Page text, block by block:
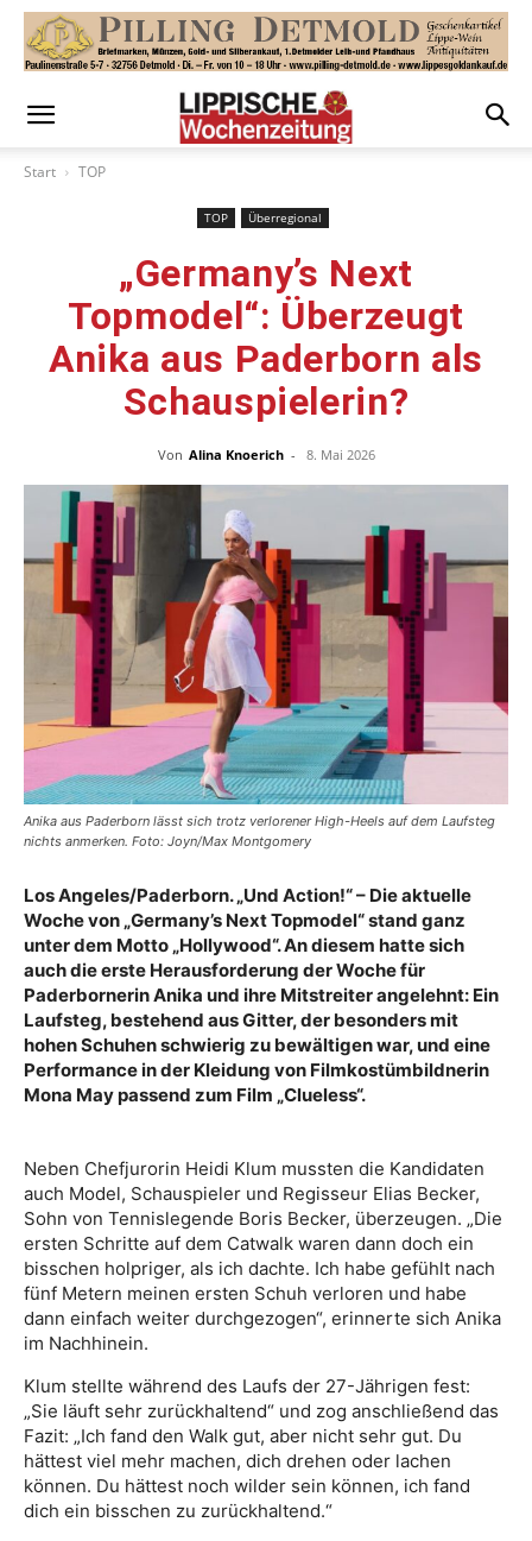
Start TOP
TOP Überregional
„Germany’s Next
Topmodel“: Überzeugt
Anika aus Paderborn als
Schauspielerin?
Von Alina Knoerich - 8. Mai 2026
Anika aus Paderborn lässt sich trotz verlorener High-Heels auf dem Laufsteg
nichts anmerken. Foto: Joyn/Max Montgomery
Los Angeles/Paderborn. „Und Action!“ – Die aktuelle
Woche von „Germany’s Next Topmodel“ stand ganz
unter dem Motto „Hollywood“. An diesem hatte sich
auch die erste Herausforderung der Woche für
Paderbornerin Anika und ihre Mitstreiter angelehnt: Ein
Laufsteg, bestehend aus Gitter, der besonders mit
hohen Schuhen schwierig zu bewältigen war, und eine
Performance in der Kleidung von Filmkostümbildnerin
Mona May passend zum Film „Clueless“.
Neben Chefjurorin Heidi Klum mussten die Kandidaten
auch Model, Schauspieler und Regisseur Elias Becker,
Sohn von Tennislegende Boris Becker, überzeugen. „Die
ersten Schritte auf dem Catwalk waren dann doch ein
bisschen holpriger, als ich dachte. Ich habe gefühlt nach
fünf Metern meinen ersten Schuh verloren und habe
dann einfach weiter durchgezogen“, erinnerte sich Anika
im Nachhinein.
Klum stellte während des Laufs der 27-Jährigen fest:
„Sie läuft sehr zurückhaltend“ und zog anschließend das
Fazit: „Ich fand den Walk gut, aber nicht sehr gut. Du
hättest viel mehr machen, dich drehen oder lachen
können. Du hättest noch wilder sein können, ich fand
dich ein bisschen zu zurückhaltend.“